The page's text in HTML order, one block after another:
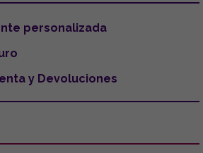
personalizada
y Devoluciones